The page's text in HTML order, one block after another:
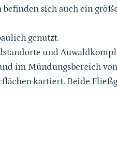
befinden sich auch ein
genutzt.
und
im Mündungsbereich
kartiert. Beide